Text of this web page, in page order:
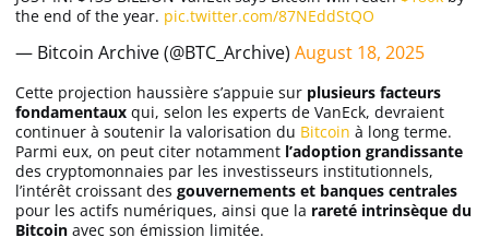
Binance Coin (BNB)
Trading
C’est quoi ?
Meilleur Broker
the end of the year. pic.twitter.com/87NEddStQO
— Bitcoin Archive (@BTC_Archive) August 18, 2025
Cette projection haussière s’appuie sur plusieurs facteurs
fondamentaux qui, selon les experts de VanEck, devraient
continuer à soutenir la valorisation du Bitcoin à long terme.
Parmi eux, on peut citer notamment l’adoption grandissante
des cryptomonnaies par les investisseurs institutionnels,
l’intérêt croissant des gouvernements et banques centrales
pour les actifs numériques, ainsi que la rareté intrinsèque du
Bitcoin avec son émission limitée.